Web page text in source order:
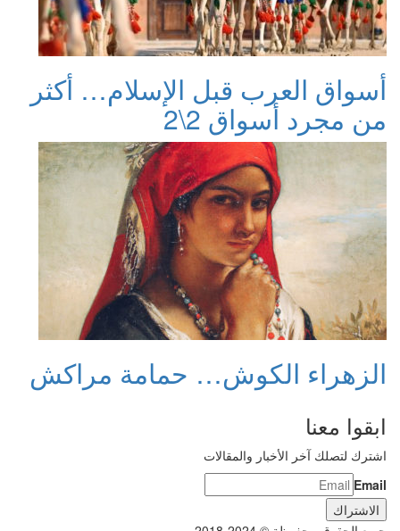
أسواق العرب قبل الإسلام… أكثر
من مجرد أسواق 2\2
الزهراء الكوش… حمامة مراكش
ابقوا معنا
اشترك لتصلك آخر الأخبار والمقالات
Email